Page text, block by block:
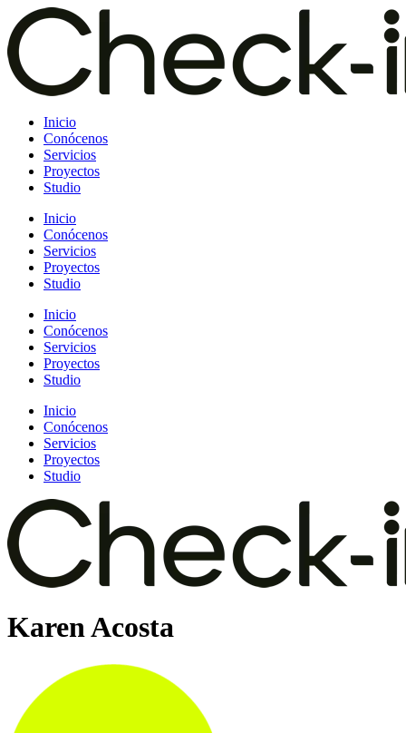
Saltar
al
contenido
Inicio
Conócenos
Servicios
Proyectos
Studio
Inicio
Conócenos
Servicios
Proyectos
Studio
Inicio
Conócenos
Servicios
Proyectos
Studio
Inicio
Conócenos
Servicios
Proyectos
Studio
Karen Acosta